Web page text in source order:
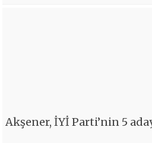
Akşener, İYİ Parti’nin 5